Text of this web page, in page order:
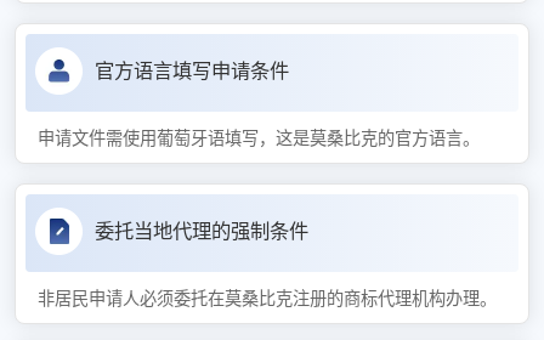
官方语言填写申请条件
申请文件需使用葡萄牙语填写，这是莫桑比克的官方语言。
委托当地代理的强制条件
非居民申请人必须委托在莫桑比克注册的商标代理机构办理。